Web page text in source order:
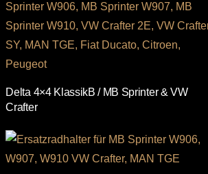
Delta 4×4 KlassikB / MB Sprinter & VW
Crafter